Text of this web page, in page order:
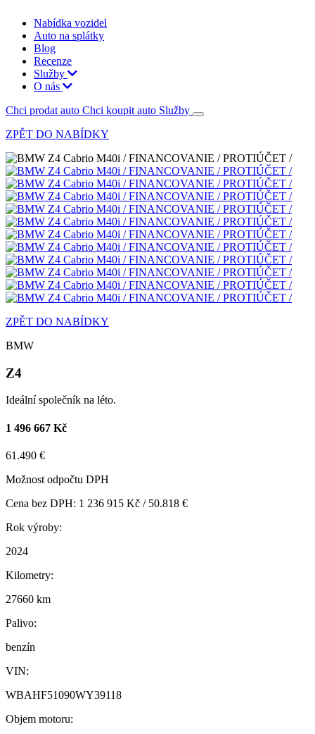
Nabídka vozidel
Auto na splátky
Blog
Recenze
Služby
O nás
Chci prodat auto Chci koupit auto Služby
ZPĚT DO NABÍDKY
ZPĚT DO NABÍDKY
BMW
Z4
Ideální společník na léto.
1 496 667 Kč
61.490 €
Možnost odpočtu DPH
Cena bez DPH: 1 236 915 Kč / 50.818 €
Rok výroby:
2024
Kilometry:
27660 km
Palivo:
benzín
VIN:
WBAHF51090WY39118
Objem motoru: